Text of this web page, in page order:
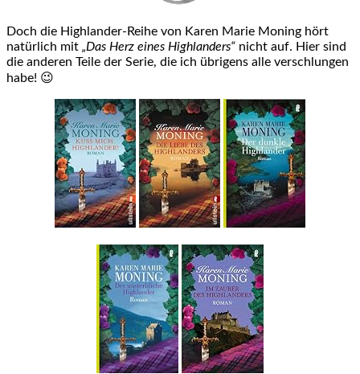
Doch die Highlander-Reihe von Karen Marie Moning hört
natürlich mit „Das Herz eines Highlanders“ nicht auf. Hier sind
die anderen Teile der Serie, die ich übrigens alle verschlungen
habe! 😉